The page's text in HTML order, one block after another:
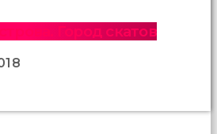
Город скатов